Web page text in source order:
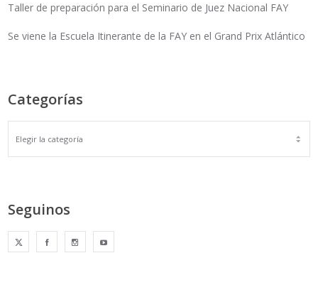
Taller de preparación para el Seminario de Juez Nacional FAY
Se viene la Escuela Itinerante de la FAY en el Grand Prix Atlántico
Categorías
Seguinos